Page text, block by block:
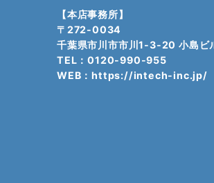
【本店事務所】
〒272-0034
千葉県市川市市川1-3-20 小島ビ
TEL：0120-990-955
WEB：https://intech-inc.jp/